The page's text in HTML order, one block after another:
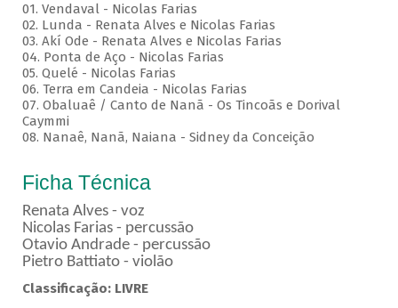
01. Vendaval - Nicolas Farias
02. Lunda - Renata Alves e Nicolas Farias
03. Akí Ode - Renata Alves e Nicolas Farias
04. Ponta de Aço - Nicolas Farias
05. Quelé - Nicolas Farias
06. Terra em Candeia - Nicolas Farias
07. Obaluaê / Canto de Nanã - Os Tincoãs e Dorival
Caymmi
08. Nanaê, Nanã, Naiana - Sidney da Conceição
Ficha Técnica
Renata Alves - voz
Nicolas Farias - percussão
Otavio Andrade - percussão
Pietro Battiato - violão
Classificação: LIVRE